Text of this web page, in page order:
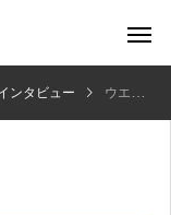
ンタビュー ウエダコウジとグリコの看板